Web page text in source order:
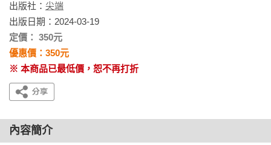
出版社： 尖端
出版日期：2024-03-19
定價： 350元
優惠價：350元
※ 本商品已最低價，恕不再打折
內容簡介